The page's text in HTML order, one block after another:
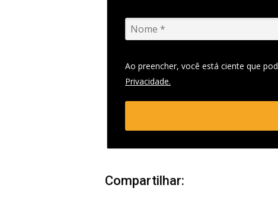
Ao preencher, você está ciente que
Privacidade.
Compartilhar: